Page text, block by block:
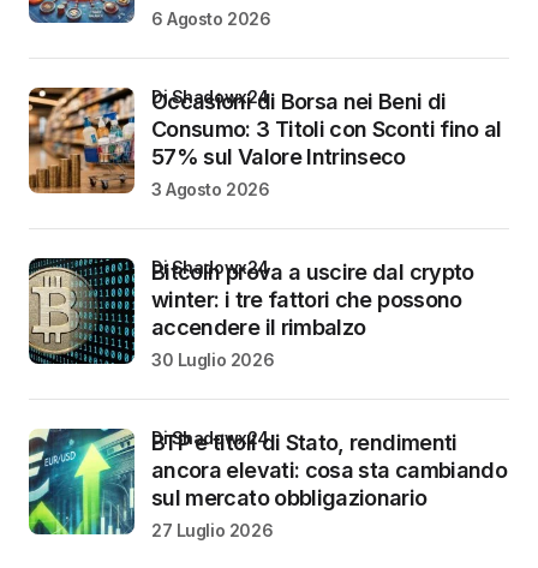
6 Agosto 2026
Occasioni di Borsa nei Beni di
Consumo: 3 Titoli con Sconti fino al
57% sul Valore Intrinseco
di Shadowx24
3 Agosto 2026
Bitcoin prova a uscire dal crypto
winter: i tre fattori che possono
accendere il rimbalzo
di Shadowx24
30 Luglio 2026
BTP e titoli di Stato, rendimenti
ancora elevati: cosa sta cambiando
sul mercato obbligazionario
di Shadowx24
27 Luglio 2026